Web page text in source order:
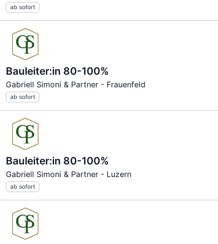
ab sofort
Bauleiter:in 80-100%
Gabriell Simoni & Partner - Frauenfeld
ab sofort
Bauleiter:in 80-100%
Gabriell Simoni & Partner - Luzern
ab sofort